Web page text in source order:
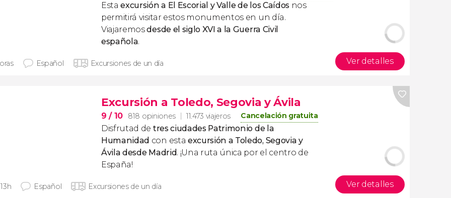
Estaexcursión a El Escorial y Valle de los Caídos nos
permitirá visitar estos monumentos en un día.
Viajaremosdesde el siglo XVI a la Guerra Civil
española.
Español Excursiones de un día Ver detalles
Excursión a Toledo, Segovia y Ávila
9/ 10 818 opiniones 11.473 viajeros Cancelación gratuita
Disfrutad de tres ciudades Patrimonio de la
Humanidad con esta excursión a Toledo, Segovia y
Ávila desde Madrid. ¡Una ruta única por el centro de
España!
Español Excursiones de un día Ver detalles